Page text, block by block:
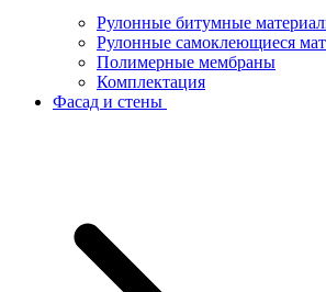
Рулонные битумные
Рулонные самоклеющиеся
Полимерные мембраны
Комплектация
Фасад и стены